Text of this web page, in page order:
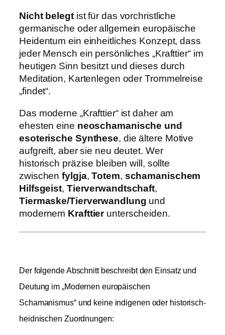
Nicht belegtist für das vorchristliche
germanische oder allgemein europäische
Heidentum ein einheitliches Konzept, dass
jeder Mensch ein persönliches „Krafttier“ im
heutigen Sinn besitzt und dieses durch
Meditation, Kartenlegen oder Trommelreise
„findet“.
Das moderne „Krafttier“ ist daher am
ehesten eine neoschamanische und
esoterische Synthese, die ältere Motive
aufgreift, aber sie neu deutet. Wer
historisch präzise bleiben will, sollte
zwischenfylgja,Totem, schamanischem
Hilfsgeist, Tierverwandtschaft,
Tiermaske/Tierverwandlung und
modernem Krafttierunterscheiden.
Der folgende Abschnitt beschreibt den Einsatz und
Deutung im „Modernen europäischen
Schamanismus“ und keine indigenen oder historisch-
heidnischen Zuordnungen: